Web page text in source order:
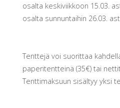
osalta keskiviikkoon 15.03.
osalta sunnuntaihin 26.03.
Tenttejä voi suorittaa
paperitentteinä (35€) tai
Tenttimaksuun sisältyy yksi